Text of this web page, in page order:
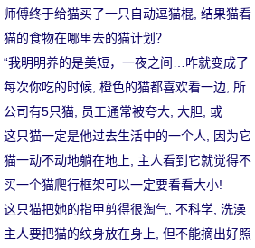
宠
师傅终于给猫买了一只自动逗猫棍, 结果猫看
了以后.....。
猫的食物在哪里去的猫计划？
“我明明养的是美短，一夜之间…咋就变成了
银渐层？！”
每次你吃的时候, 橙色的猫都喜欢看一边, 所
以给它一个空盘子后..。
公司有5只猫, 员工通常被夸大, 大胆, 或
这只猫一定是他过去生活中的一个人, 因为它
喜欢看到主人洗澡, 甚至.....。
猫一动不动地躺在地上, 主人看到它就觉得不
对, 立刻抬头一看, 微笑着
买一个猫爬行框架可以一定要看看大小!
或。。。
这只猫把她的指甲剪得很淘气, 不科学, 洗澡
的话, 更多..。
主人要把猫的纹身放在身上, 但不能摘出好照